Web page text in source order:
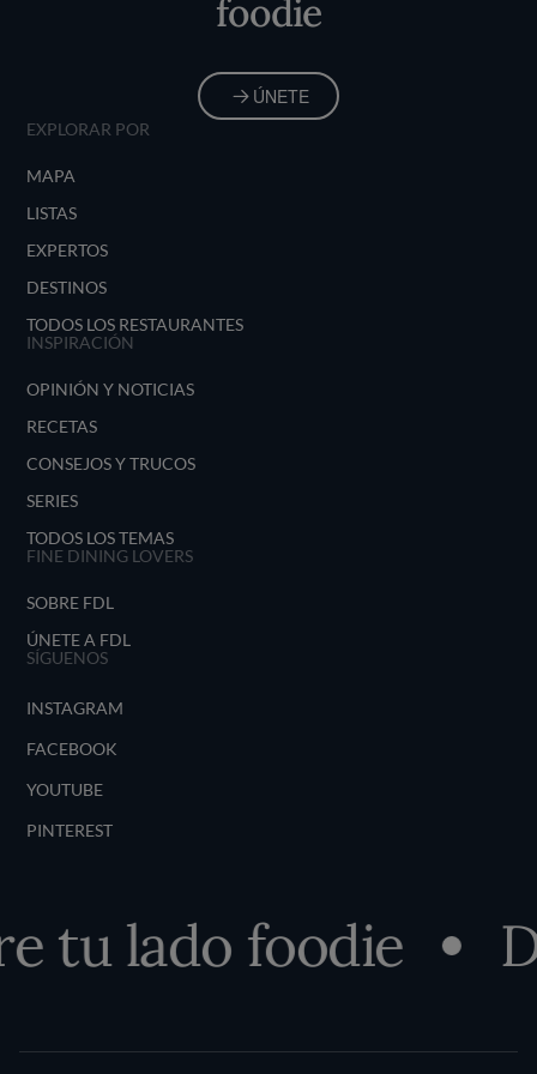
foodie
ÚNETE
EXPLORAR POR
MAPA
LISTAS
EXPERTOS
DESTINOS
TODOS LOS RESTAURANTES
INSPIRACIÓN
OPINIÓN Y NOTICIAS
RECETAS
CONSEJOS Y TRUCOS
SERIES
TODOS LOS TEMAS
FINE DINING LOVERS
SOBRE FDL
ÚNETE A FDL
SÍGUENOS
INSTAGRAM
FACEBOOK
YOUTUBE
PINTEREST
tu lado foodie